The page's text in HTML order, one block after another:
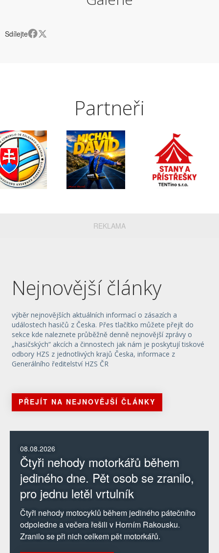
Sdílejte
Partneři
REKLAMA
Nejnovější články
výběr nejnovějších aktuálních informací o zásazích a
událostech hasičů z Česka. Přes tlačítko můžete přejít do
sekce kde naleznete průběžně denně nejnovější zprávy o
„hasičských“ akcích a činnostech jak nám je poskytují tiskové
odbory HZS z jednotlivých krajů Česka, informace z
Generálního ředitelství HZS ČR
PŘEJÍT NA NEJNOVĚJŠÍ ČLÁNKY
08.08.2026
Čtyři nehody motorkářů během
jediného dne. Pět osob se zranilo,
pro jednu letěl vrtulník
Čtyři nehody motocyklů během jediného pátečního
odpoledne a večera řešili v Horním Rakousku.
Zranilo se při nich celkem pět motorkářů.